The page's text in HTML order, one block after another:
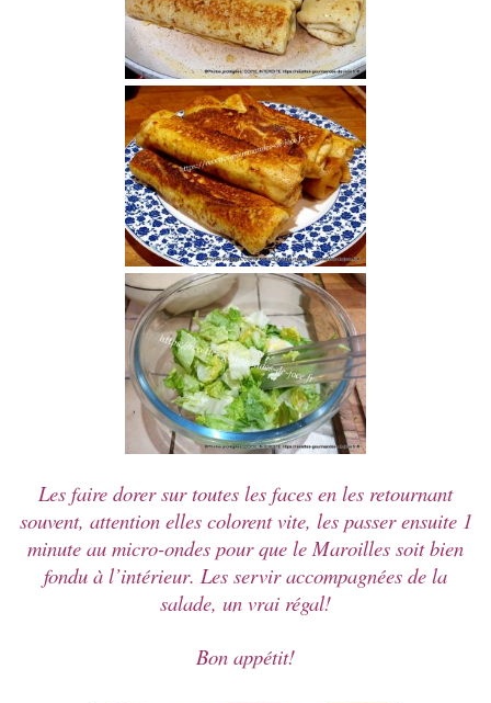
Les faire dorer sur toutes les faces en les retournant
souvent, attention elles colorent vite, les passer ensuite 1
minute au micro-ondes pour que le Maroilles soit bien
fondu à l’intérieur. Les servir accompagnées de la
salade, un vrai régal!
Bon appétit!